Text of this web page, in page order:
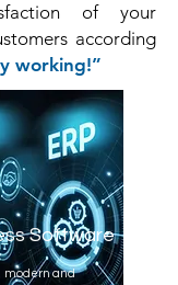
of your
according
working!”
Software
modern and